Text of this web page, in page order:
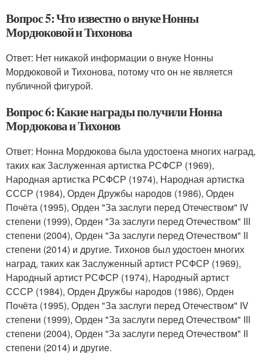
Вопрос 5: Что известно о внуке Нонны
Мордюковой и Тихонова
Ответ: Нет никакой информации о внуке Нонны
Мордюковой и Тихонова, потому что он не является
публичной фигурой.
Вопрос 6: Какие награды получили Нонна
Мордюкова и Тихонов
Ответ: Нонна Мордюкова была удостоена многих наград,
таких как Заслуженная артистка РСФСР (1969),
Народная артистка РСФСР (1974), Народная артистка
СССР (1984), Орден Дружбы народов (1986), Орден
Почёта (1995), Орден "За заслуги перед Отечеством" IV
степени (1999), Орден "За заслуги перед Отечеством" III
степени (2004), Орден "За заслуги перед Отечеством" II
степени (2014) и другие. Тихонов был удостоен многих
наград, таких как Заслуженный артист РСФСР (1969),
Народный артист РСФСР (1974), Народный артист
СССР (1984), Орден Дружбы народов (1986), Орден
Почёта (1995), Орден "За заслуги перед Отечеством" IV
степени (1999), Орден "За заслуги перед Отечеством" III
степени (2004), Орден "За заслуги перед Отечеством" II
степени (2014) и другие.